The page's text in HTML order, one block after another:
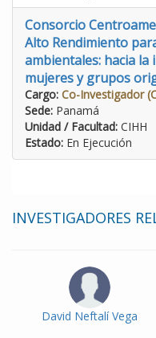
Consorcio
Alto Rendimiento
ambientales: hacia la
mujeres y grupos
Cargo: Co-Investigador
Sede: Panamá
Unidad / Facultad: CIHH
Estado: En Ejecución
INVESTIGADORES
David Neftalí Vega